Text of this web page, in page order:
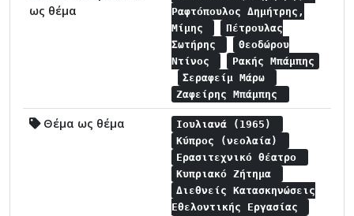
ως θέμα
Ραφτόπουλος Δημήτρης,
Μίμης
Πέτρουλας
Σωτήρης
Θεοδώρου
Ντίνος
Ρακής Μπάμπης
Σεραφείμ Μάρω
Ζαφείρης Μπάμπης
Θέμα ως θέμα
Ιουλιανά (1965)
Κύπρος (νεολαία)
Ερασιτεχνικό θέατρο
Κυπριακό Ζήτημα
Διεθνείς Κατασκηνώσεις
Εθελοντικής Εργασίας